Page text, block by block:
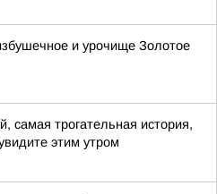
и урочище Золотое
самая трогательная история,
этим утром